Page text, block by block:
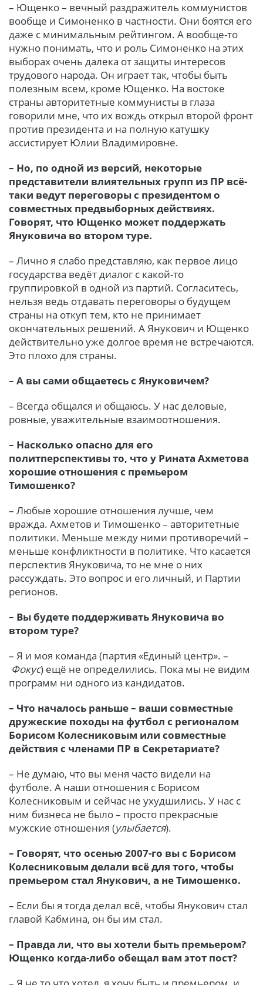
– Ющенко – вечный раздражитель коммунистов
вообще и Симоненко в частности. Они боятся его
даже с минимальным рейтингом. А вообще-то
нужно понимать, что и роль Симоненко на этих
выборах очень далека от защиты интересов
трудового народа. Он играет так, чтобы быть
полезным всем, кроме Ющенко. На востоке
страны авторитетные коммунисты в глаза
говорили мне, что их вождь открыл второй фронт
против президента и на полную катушку
ассистирует Юлии Владимировне.
– Но, по одной из версий, некоторые
представители влиятельных групп из ПР всё-
таки ведут переговоры с президентом о
совместных предвыборных действиях.
Говорят, что Ющенко может поддержать
Януковича во втором туре.
– Лично я слабо представляю, как первое лицо
государства ведёт диалог с какой-то
группировкой в одной из партий. Согласитесь,
нельзя ведь отдавать переговоры о будущем
страны на откуп тем, кто не принимает
окончательных решений. А Янукович и Ющенко
действительно уже долгое время не встречаются.
Это плохо для страны.
– А вы сами общаетесь с Януковичем?
– Всегда общался и общаюсь. У нас деловые,
ровные, уважительные взаимоотношения.
– Насколько опасно для его
политперспективы то, что у Рината Ахметова
хорошие отношения с премьером
Тимошенко?
– Любые хорошие отношения лучше, чем
вражда. Ахметов и Тимошенко – авторитетные
политики. Меньше между ними противоречий –
меньше конфликтности в политике. Что касается
перспектив Януковича, то не мне о них
рассуждать. Это вопрос и его личный, и Партии
регионов.
– Вы будете поддерживать Януковича во
втором туре?
– Я и моя команда (партия «Единый центр». –
Фокус) ещё не определились. Пока мы не видим
программ ни одного из кандидатов.
– Что началось раньше – ваши совместные
дружеские походы на футбол с регионалом
Борисом Колесниковым или совместные
действия с членами ПР в Секретариате?
– Не думаю, что вы меня часто видели на
футболе. А наши отношения с Борисом
Колесниковым и сейчас не ухудшились. У нас с
ним бизнеса не было – просто прекрасные
мужские отношения (улыбается).
– Говорят, что осенью 2007-го вы с Борисом
Колесниковым делали всё для того, чтобы
премьером стал Янукович, а не Тимошенко.
– Если бы я тогда делал всё, чтобы Янукович стал
главой Кабмина, он бы им стал.
– Правда ли, что вы хотели быть премьером?
Ющенко когда-либо обещал вам этот пост?